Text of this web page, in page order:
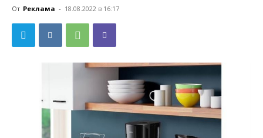
От Реклама - 18.08.2022 в 16:17